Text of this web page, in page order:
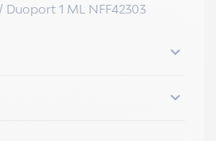
Duoport 1 ML NFF42303

